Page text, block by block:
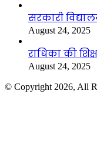
सरकारी
August 24, 2025
राधिका की
August 24, 2025
© Copyright 2026, All